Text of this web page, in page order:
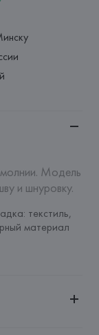
молнии. Модель
и шнуровку.
текстиль,
материал